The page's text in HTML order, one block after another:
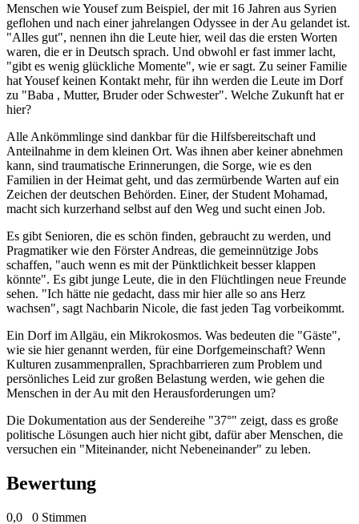
Menschen wie Yousef zum Beispiel, der mit 16 Jahren aus Syrien
geflohen und nach einer jahrelangen Odyssee in der Au gelandet ist.
"Alles gut", nennen ihn die Leute hier, weil das die ersten Worten
waren, die er in Deutsch sprach. Und obwohl er fast immer lacht,
"gibt es wenig glückliche Momente", wie er sagt. Zu seiner Familie
hat Yousef keinen Kontakt mehr, für ihn werden die Leute im Dorf
zu "Baba , Mutter, Bruder oder Schwester". Welche Zukunft hat er
hier?
Alle Ankömmlinge sind dankbar für die Hilfsbereitschaft und
Anteilnahme in dem kleinen Ort. Was ihnen aber keiner abnehmen
kann, sind traumatische Erinnerungen, die Sorge, wie es den
Familien in der Heimat geht, und das zermürbende Warten auf ein
Zeichen der deutschen Behörden. Einer, der Student Mohamad,
macht sich kurzerhand selbst auf den Weg und sucht einen Job.
Es gibt Senioren, die es schön finden, gebraucht zu werden, und
Pragmatiker wie den Förster Andreas, die gemeinnützige Jobs
schaffen, "auch wenn es mit der Pünktlichkeit besser klappen
könnte". Es gibt junge Leute, die in den Flüchtlingen neue Freunde
sehen. "Ich hätte nie gedacht, dass mir hier alle so ans Herz
wachsen", sagt Nachbarin Nicole, die fast jeden Tag vorbeikommt.
Ein Dorf im Allgäu, ein Mikrokosmos. Was bedeuten die "Gäste",
wie sie hier genannt werden, für eine Dorfgemeinschaft? Wenn
Kulturen zusammenprallen, Sprachbarrieren zum Problem und
persönliches Leid zur großen Belastung werden, wie gehen die
Menschen in der Au mit den Herausforderungen um?
Die Dokumentation aus der Sendereihe "37°" zeigt, dass es große
politische Lösungen auch hier nicht gibt, dafür aber Menschen, die
versuchen ein "Miteinander, nicht Nebeneinander" zu leben.
Bewertung
0,0 0 Stimmen